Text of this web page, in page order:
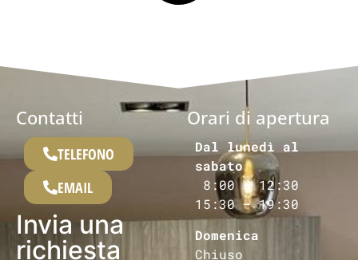
Contatti
TELEFONO
EMAIL
Invia una
richiesta
Orari di apertura
Dal lunedì al
sabato
8:00 – 12:30
15:30 – 19:30
Domenica
Chiuso